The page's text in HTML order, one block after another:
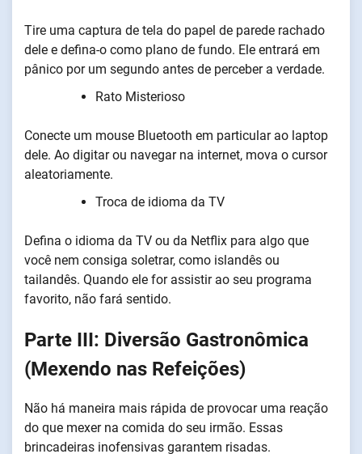
Tire uma captura de tela do papel de parede rachado
dele e defina-o como plano de fundo. Ele entrará em
pânico por um segundo antes de perceber a verdade.
Rato Misterioso
Conecte um mouse Bluetooth em particular ao laptop
dele. Ao digitar ou navegar na internet, mova o cursor
aleatoriamente.
Troca de idioma da TV
Defina o idioma da TV ou da Netflix para algo que
você nem consiga soletrar, como islandês ou
tailandês. Quando ele for assistir ao seu programa
favorito, não fará sentido.
Parte III: Diversão Gastronômica
(Mexendo nas Refeições)
Não há maneira mais rápida de provocar uma reação
do que mexer na comida do seu irmão. Essas
brincadeiras inofensivas garantem risadas.